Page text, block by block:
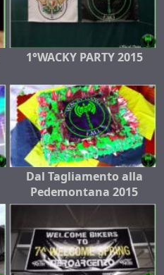
1°WACKY PARTY 2015
Dal Tagliamento alla
Pedemontana 2015